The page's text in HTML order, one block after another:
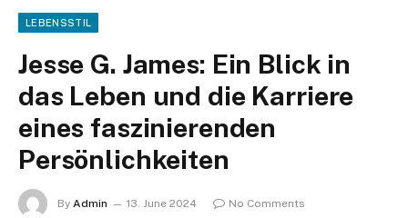
LEBENSSTIL
Jesse G. James: Ein Blick in
das Leben und die Karriere
eines faszinierenden
Persönlichkeiten
By Admin 13. June 2024
No Comments